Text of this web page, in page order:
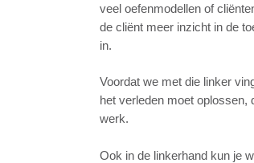
veel oefenmodellen of
de cliënt meer inzicht in de
in.
Voordat we met die linker
het verleden moet oplossen,
werk.
Ook in de linkerhand kun je